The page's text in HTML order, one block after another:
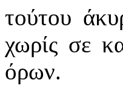
τούτου
χωρίς σε
όρων.